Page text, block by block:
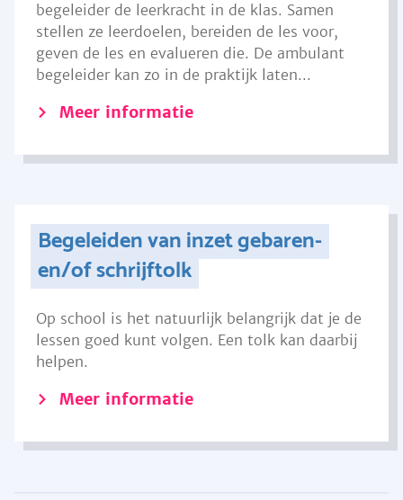
begeleider de leerkracht in de klas. Samen
stellen ze leerdoelen, bereiden de les voor,
geven de les en evalueren die. De ambulant
begeleider kan zo in de praktijk laten...
Meer informatie
Begeleiden van inzet gebaren-
en/of schrijftolk
Op school is het natuurlijk belangrijk dat je de
lessen goed kunt volgen. Een tolk kan daarbij
helpen.
Meer informatie